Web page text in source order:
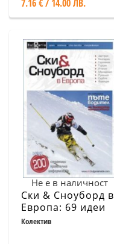
7.16 € / 14.00 ЛВ.
Не е в наличност
Ски & Сноуборд в
Европа: 69 идеи
за зимни
Колектив